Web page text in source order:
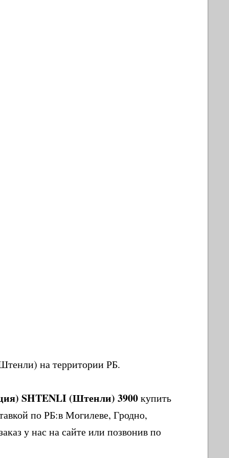
на территории РБ.
SHTENLI (Штенли) 3900купить
по РБ:в Могилеве, Гродно,
у нас на сайте или позвонив по